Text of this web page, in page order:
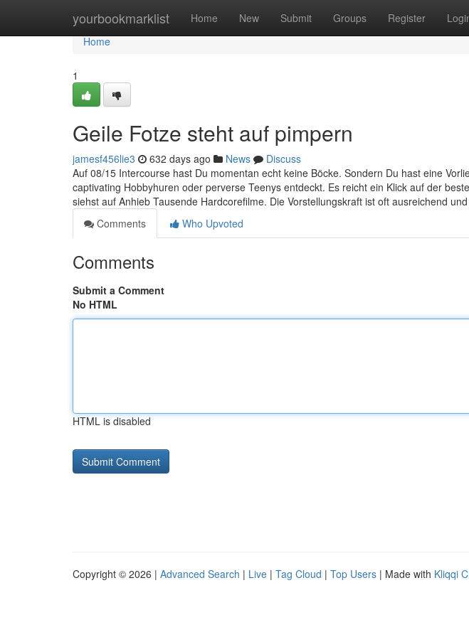
yourbookmarklist Home New Submit Groups Register
Home
Home
1
Geile Fotze steht auf pimpern
jamesf456lie3 632 days ago News
Discuss
Auf 08/15 Intercourse hast Du momentan echt keine Böcke. Sondern Du hast eine
captivating Hobbyhuren oder perverse Teenys entdeckt. Es reicht ein Klick auf der
siehst auf Anhieb Tausende Hardcorefilme. Die Vorstellungskraft ist oft ausreichend
Comments
Who Upvoted
Comments
Submit a Comment
No HTML
HTML is disabled
Copyright © 2026 | Advanced Search | Live | Tag Cloud | Top Users | Made with Kliqqi